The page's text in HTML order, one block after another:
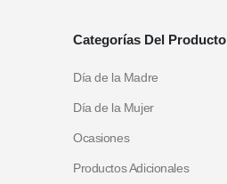
Categorías Del Producto
Día de la Madre
Día de la Mujer
Ocasiones
Productos Adicionales